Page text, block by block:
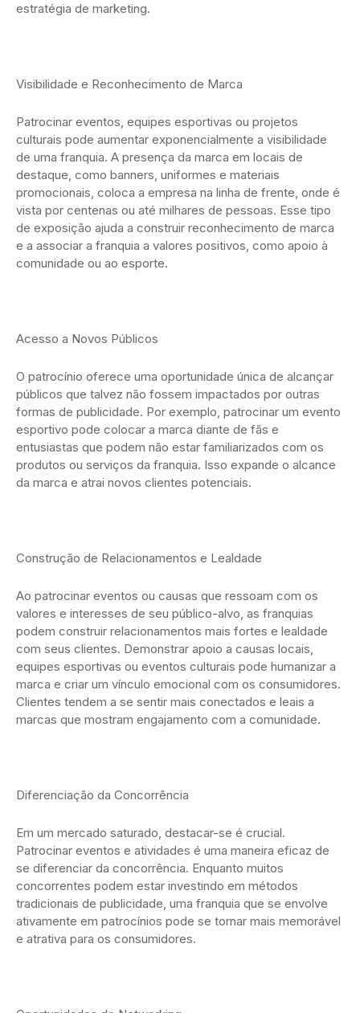
estratégia de marketing.
Visibilidade e Reconhecimento de Marca
Patrocinar eventos, equipes esportivas ou projetos
culturais pode aumentar exponencialmente a visibilidade
de uma franquia. A presença da marca em locais de
destaque, como banners, uniformes e materiais
promocionais, coloca a empresa na linha de frente, onde é
vista por centenas ou até milhares de pessoas. Esse tipo
de exposição ajuda a construir reconhecimento de marca
e a associar a franquia a valores positivos, como apoio à
comunidade ou ao esporte.
Acesso a Novos Públicos
O patrocínio oferece uma oportunidade única de alcançar
públicos que talvez não fossem impactados por outras
formas de publicidade. Por exemplo, patrocinar um evento
esportivo pode colocar a marca diante de fãs e
entusiastas que podem não estar familiarizados com os
produtos ou serviços da franquia. Isso expande o alcance
da marca e atrai novos clientes potenciais.
Construção de Relacionamentos e Lealdade
Ao patrocinar eventos ou causas que ressoam com os
valores e interesses de seu público-alvo, as franquias
podem construir relacionamentos mais fortes e lealdade
com seus clientes. Demonstrar apoio a causas locais,
equipes esportivas ou eventos culturais pode humanizar a
marca e criar um vínculo emocional com os consumidores.
Clientes tendem a se sentir mais conectados e leais a
marcas que mostram engajamento com a comunidade.
Diferenciação da Concorrência
Em um mercado saturado, destacar-se é crucial.
Patrocinar eventos e atividades é uma maneira eficaz de
se diferenciar da concorrência. Enquanto muitos
concorrentes podem estar investindo em métodos
tradicionais de publicidade, uma franquia que se envolve
ativamente em patrocínios pode se tornar mais memorável
e atrativa para os consumidores.